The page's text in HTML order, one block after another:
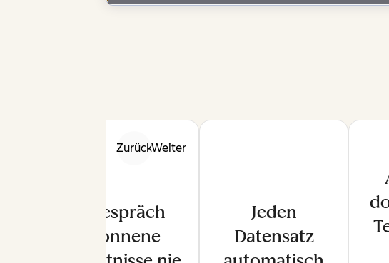
ZurückWeiter
Im Gespräch
gewonnene
Jeden
Datensatz